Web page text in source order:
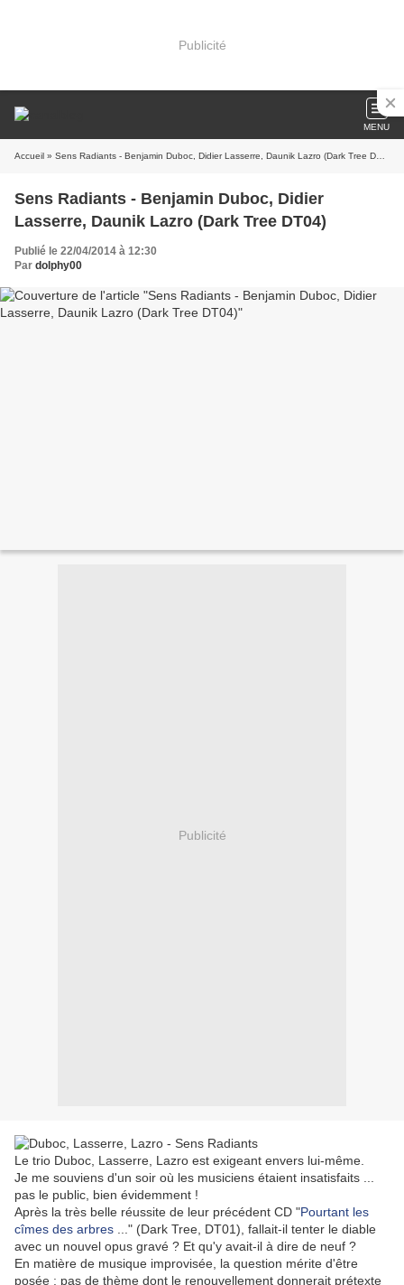
Publicité
MENU
Accueil » Sens Radiants - Benjamin Duboc, Didier Lasserre, Daunik Lazro (Dark Tree DT04)
Sens Radiants - Benjamin Duboc, Didier
Lasserre, Daunik Lazro (Dark Tree DT04)
Publié le 22/04/2014 à 12:30
Par dolphy00
Publicité
Le trio Duboc, Lasserre, Lazro est exigeant envers lui-même.
Je me souviens d'un soir où les musiciens étaient insatisfaits ...
pas le public, bien évidemment !
Après la très belle réussite de leur précédent CD "Pourtant les
cîmes des arbres ..." (Dark Tree, DT01), fallait-il tenter le diable
avec un nouvel opus gravé ? Et qu'y avait-il à dire de neuf ?
En matière de musique improvisée, la question mérite d'être
posée : pas de thème dont le renouvellement donnerait prétexte